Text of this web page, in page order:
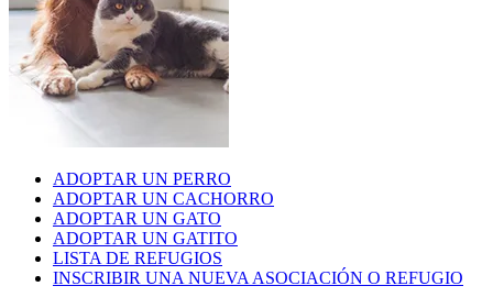
ADOPTAR UN PERRO
ADOPTAR UN CACHORRO
ADOPTAR UN GATO
ADOPTAR UN GATITO
LISTA DE REFUGIOS
INSCRIBIR UNA NUEVA ASOCIACIÓN O REFUGIO